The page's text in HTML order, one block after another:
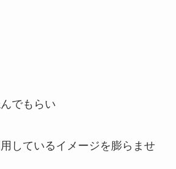
でもらい
しているイメージを膨らませ